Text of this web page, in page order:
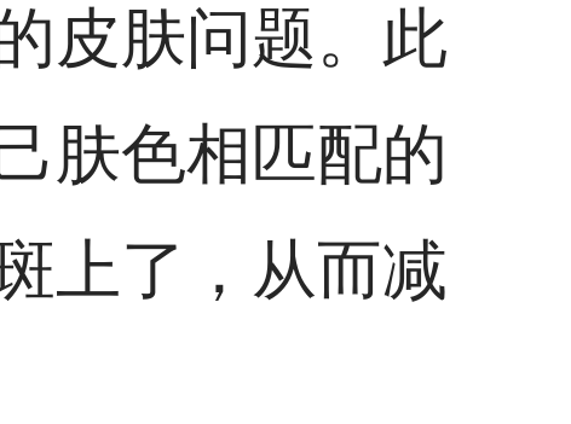
皮肤问题。此
肤色相匹配的
上了，从而减